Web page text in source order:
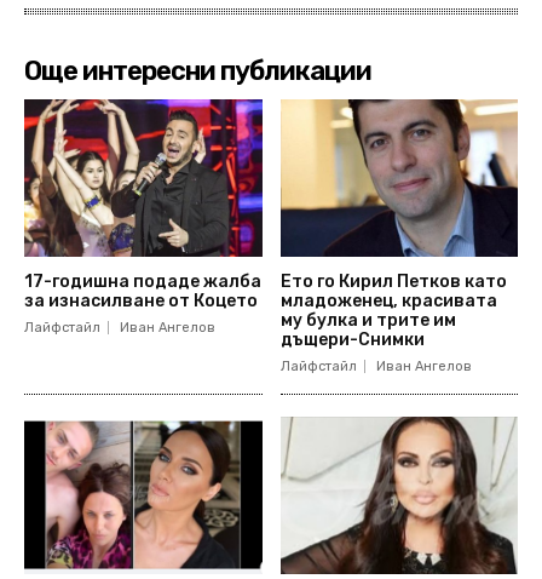
Още интересни публикации
17-годишна подаде жалба
за изнасилване от Коцето
Лайфстайл Иван Ангелов
Ето го Кирил Петков като
младоженец, красивата
му булка и трите им
дъщери-Снимки
Лайфстайл Иван Ангелов